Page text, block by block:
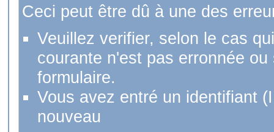
Ceci peut être dû à une des
Veuillez verifier, selon le cas
courante n'est pas erronnée
formulaire.
Vous avez entré un identifiant
nouveau